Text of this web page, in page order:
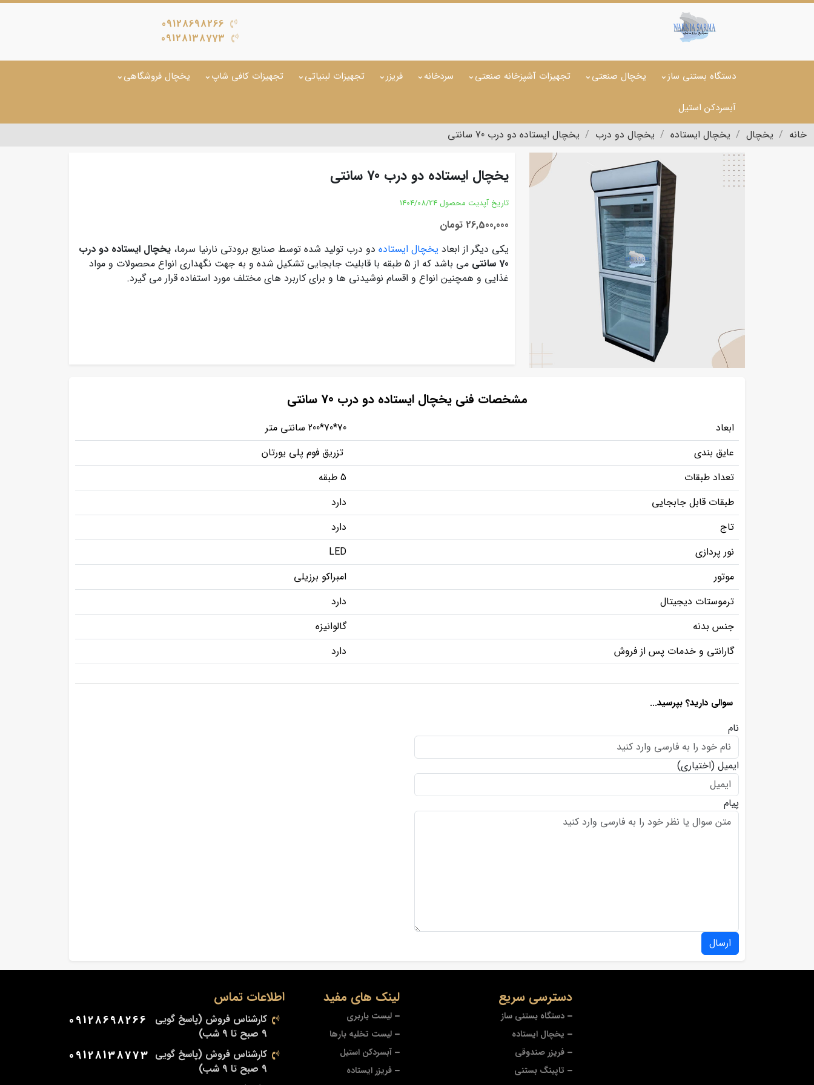
09128698266
09128138773
دستگاه بستنی ساز یخچال صنعتی تجهیزات آشپزخانه صنعتی سردخانه فریزر تجهیزات لبنیاتی تجهیزات کافی شاپ یخچال فروشگاهی
آبسردکن استیل
خانه یخچال یخچال ایستاده یخچال دو درب یخچال ایستاده دو درب 70 سانتی
یخچال ایستاده دو درب 70 سانتی
تاریخ آپدیت محصول 1404/08/24
26,500,000 تومان
یکی دیگر از ابعاد یخچال ایستاده دو درب تولید شده توسط صنایع برودتی نارنیا سرما، یخچال ایستاده دو درب
70 سانتی
می باشد که از 5 طبقه با قابلیت جابجایی تشکیل شده و به جهت نگهداری انواع محصولات و مواد
غذایی و همچنین انواع و اقسام نوشیدنی ها و برای کاربرد های مختلف مورد استفاده قرار می گیرد.
مشخصات فنی یخچال ایستاده دو درب 70 سانتی
ابعاد
70*70*200 سانتی متر
عایق بندی
تزریق فوم پلی یورتان
تعداد طبقات
5 طبقه
طبقات قابل جابجایی
دارد
تاج
دارد
نور پردازی
LED
موتور
امبراکو برزیلی
ترموستات دیجیتال
دارد
جنس بدنه
گالوانیزه
گارانتی و خدمات پس از فروش
دارد
سوالی دارید؟ بپرسید...
نام
ایمیل (اختیاری)
پیام
ارسال
دسترسی سریع
دستگاه بستنی ساز
یخچال ایستاده
فریزر صندوقی
تاپینگ بستنی
لینک های مفید
لیست باربری
لیست تخلیه بارها
آبسردکن استیل
فریزر ایستاده
اطلاعات تماس
کارشناس فروش (پاسخ گویی
9 صبح تا 9 شب)
09128698266
کارشناس فروش (پاسخ گویی
9 صبح تا 9 شب)
09128138773